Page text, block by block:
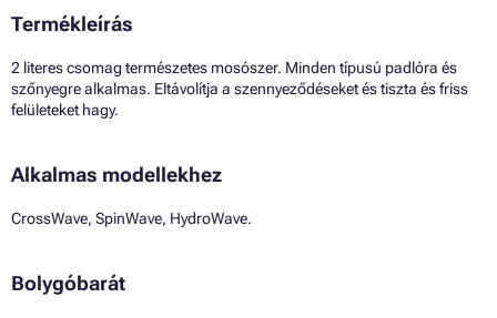
Termékleírás
2 literes csomag természetes mosószer. Minden típusú padlóra és
szőnyegre alkalmas. Eltávolítja a szennyeződéseket és tiszta és friss
felületeket hagy.
Alkalmas modellekhez
CrossWave, SpinWave, HydroWave.
Bolygóbarát